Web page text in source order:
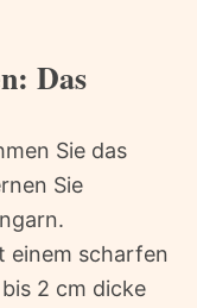
Das
Sie das
Sie
einem scharfen
2 cm dicke